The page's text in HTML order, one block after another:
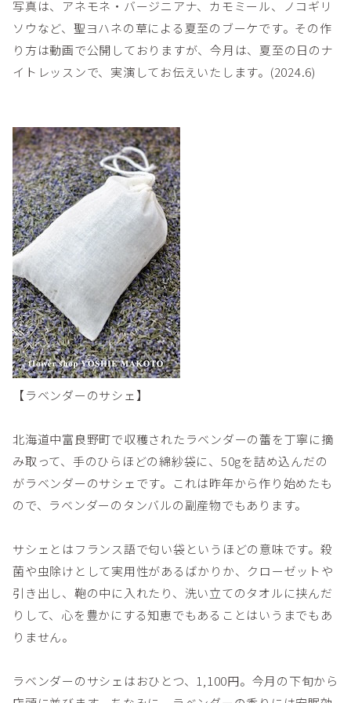
写真は、アネモネ・バージニアナ、カモミール、ノコギリ
ソウなど、聖ヨハネの草による夏至のブーケです。その作
り方は動画で公開しておりますが、今月は、夏至の日のナ
イトレッスンで、実演してお伝えいたします。(2024.6)
【ラベンダーのサシェ】
北海道中富良野町で収穫されたラベンダーの蕾を丁寧に摘
み取って、手のひらほどの綿紗袋に、50gを詰め込んだの
がラベンダーのサシェです。これは昨年から作り始めたも
ので、ラベンダーのタンバルの副産物でもあります。
サシェとはフランス語で匂い袋というほどの意味です。殺
菌や虫除けとして実用性があるばかりか、クローゼットや
引き出し、鞄の中に入れたり、洗い立てのタオルに挟んだ
りして、心を豊かにする知恵でもあることはいうまでもあ
りません。
ラベンダーのサシェはおひとつ、1,100円。今月の下旬から